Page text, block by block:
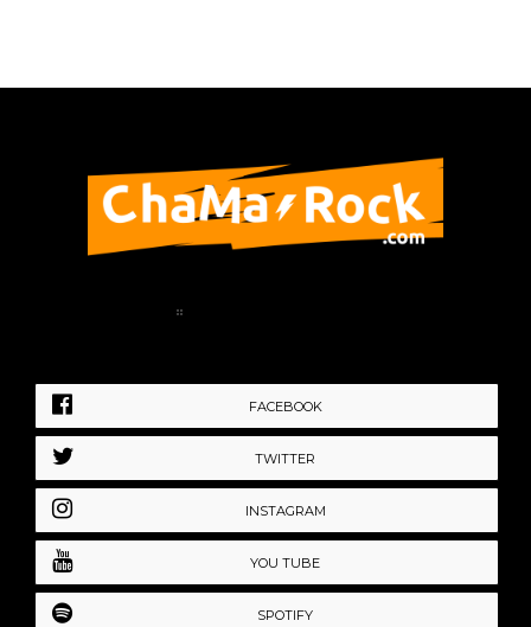
FACEBOOK
TWITTER
INSTAGRAM
YOU TUBE
SPOTIFY